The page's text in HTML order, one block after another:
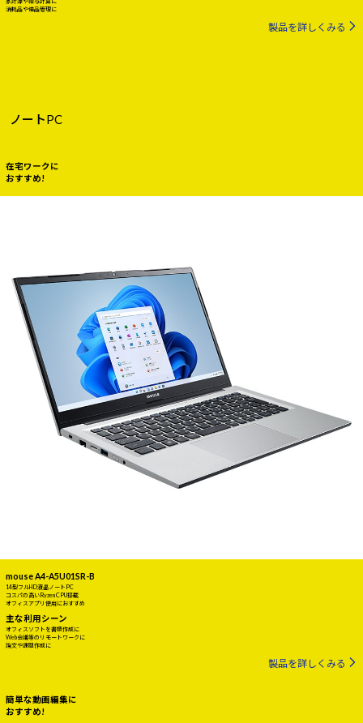
消耗品や備品管理に
製品を詳しくみる
ノートPC
在宅ワークに
おすすめ!
mouse A4-A5U01SR-B
14型フルHD液晶ノートPC
コスパの高いRyzen CPU搭載
オフィスアプリ使用におすすめ
主な利用シーン
オフィスソフトを書類作成に
Web会議等のリモートワークに
論文や課題作成に
製品を詳しくみる
簡単な動画編集に
おすすめ!